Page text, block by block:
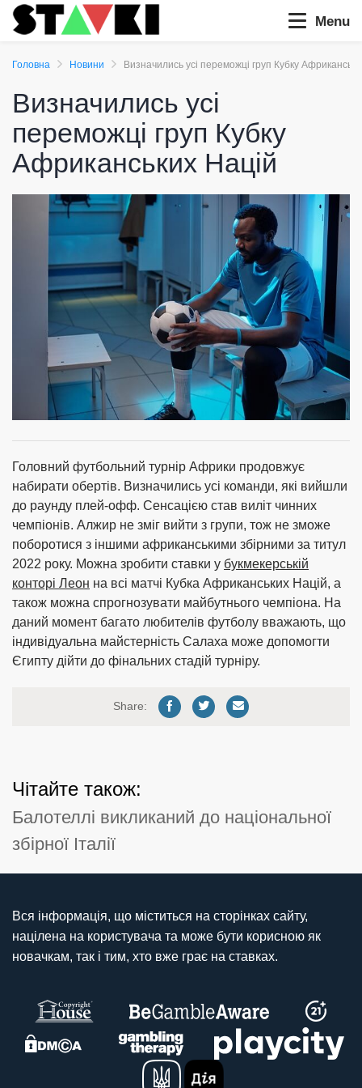
Menu
Головна Новини Визначились усі переможці груп Кубку
Визначились усі
переможці груп Кубку
Африканських Націй
Головний футбольний турнір Африки продовжує
набирати обертів. Визначились усі команди, які вийшли
до раунду плей-офф. Сенсацією став виліт чинних
чемпіонів. Алжир не зміг вийти з групи, тож не зможе
поборотися з іншими африканськими збірними за титул
2022 року. Можна зробити ставки у букмекерській
конторі Леон на всі матчі Кубка Африканських Націй, а
також можна спрогнозувати майбутнього чемпіона. На
даний момент багато любителів футболу вважають, що
індивідуальна майстерність Салаха може допомогти
Єгипту дійти до фінальних стадій турніру.
Share:
Чітайте також:
Балотеллі викликаний до національної
збірної Італії
Вся інформація, що міститься на сторінках сайту,
націлена на користувача та може бути корисною як
новачкам, так і тим, хто вже грає на ставках.